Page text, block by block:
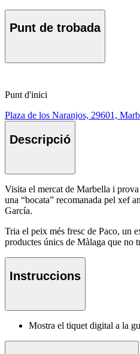
Punt de trobada
Punt d'inici
Plaza de los Naranjos, 29601,
Descripció
Visita el mercat de Marbella i
una “bocata” recomanada pel xef
García.
Tria el peix més fresc de Paco, un
productes únics de Màlaga que no
Instruccions
Mostra el tiquet digital a la